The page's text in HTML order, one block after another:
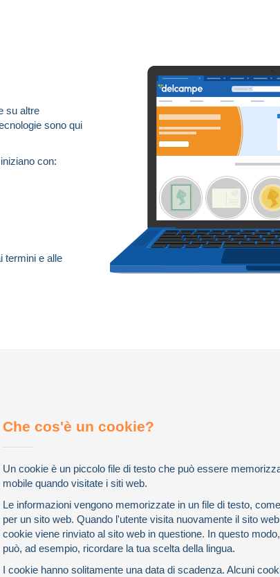
su altre
sono qui
con:
termini e alle
Che cos'è un cookie?
Un cookie è un piccolo file di testo che può essere
mobile quando visitate i siti web.
Le informazioni vengono memorizzate in un file di testo,
per un sito web. Quando l'utente visita nuovamente il sito
cookie viene rinviato al sito web in questione. In questo
può, ad esempio, ricordare la tua scelta della lingua.
I cookie hanno solitamente una data di scadenza. Alcuni